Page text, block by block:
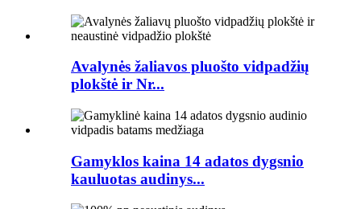
Avalynės žaliavos pluošto vidpadžių
plokštė ir Nr...
Gamyklos kaina 14 adatos dygsnio
kauluotas audinys...